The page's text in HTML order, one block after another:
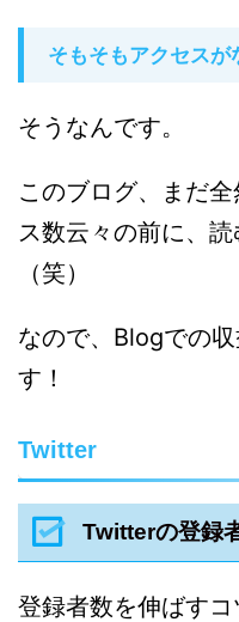
そもそもアクセスが
そうなんです。
このブログ、まだ
ス数云々の前に、読
（笑）
なので、Blogでの
す！
Twitter
Twitterの登録
登録者数を伸ばす